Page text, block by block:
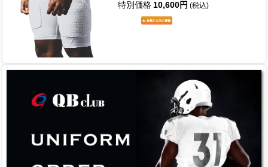
特別価格 10,600円 (税込)